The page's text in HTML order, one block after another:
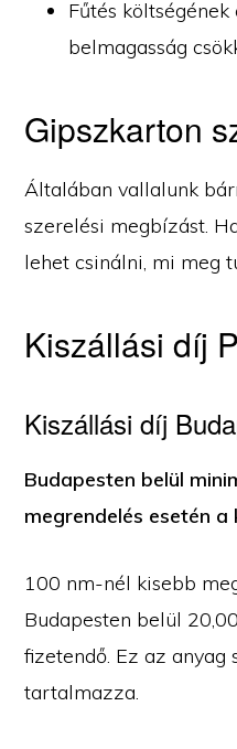
Fűtés költségének
belmagasság
Gipszkarton
Általában vallalunk
szerelési megbízást.
lehet csinálni, mi meg
Kiszállási díj
Kiszállási díj
Budapesten belül
megrendelés esetén a
100 nm-nél kisebb
Budapesten belül
fizetendő. Ez az
tartalmazza.